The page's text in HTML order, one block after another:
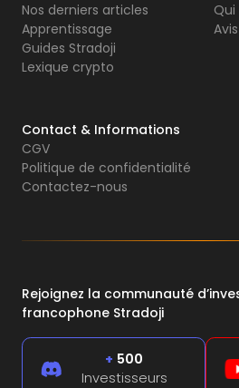
Nos derniers articles
Apprentissage
Guides Stradoji
Lexique crypto
Contact & Informations
CGV
Politique de confidentialité
Contactez-nous
Rejoignez la communauté
francophone Stradoji
+ 500
Investisseurs